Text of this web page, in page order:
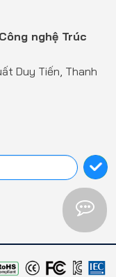
nghệ Trúc
Duy Tiến, Thanh